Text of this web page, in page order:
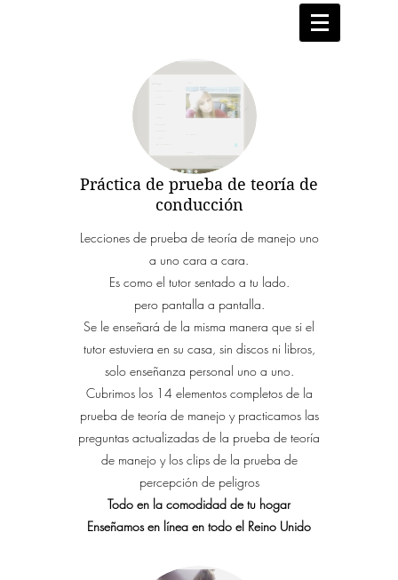
Práctica de prueba de teoría de
conducción
Lecciones de prueba de teoría de manejo uno
a uno cara a cara.
Es como el tutor sentado a tu lado.
pero pantalla a pantalla.
Se le enseñará de la misma manera que si el
tutor estuviera en su casa, sin discos ni libros,
solo enseñanza personal uno a uno.
Cubrimos los 14 elementos completos de la
prueba de teoría de manejo y practicamos las
preguntas actualizadas de la prueba de teoría
de manejo y los clips de la prueba de
percepción de peligros
Todo en la comodidad de tu hogar
Enseñamos en línea en todo el Reino Unido